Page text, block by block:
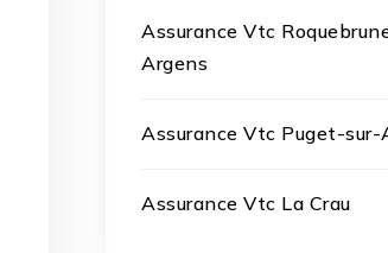
Assurance Vtc
Argens
Assurance Vtc Puget-sur-
Assurance Vtc La Crau